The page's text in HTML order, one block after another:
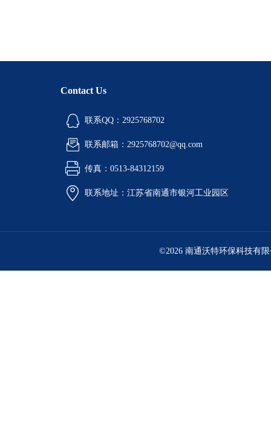
Contact Us
联系QQ：2925768702
联系邮箱：2925768702@qq.com
传真：0513-84312159
联系地址：江苏省南通市银河工业园区
©2026 南通沃特环保科技有